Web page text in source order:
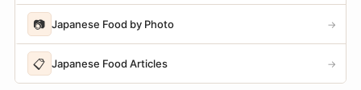
📷 Japanese Food by Photo →
📋 Japanese Food Articles →